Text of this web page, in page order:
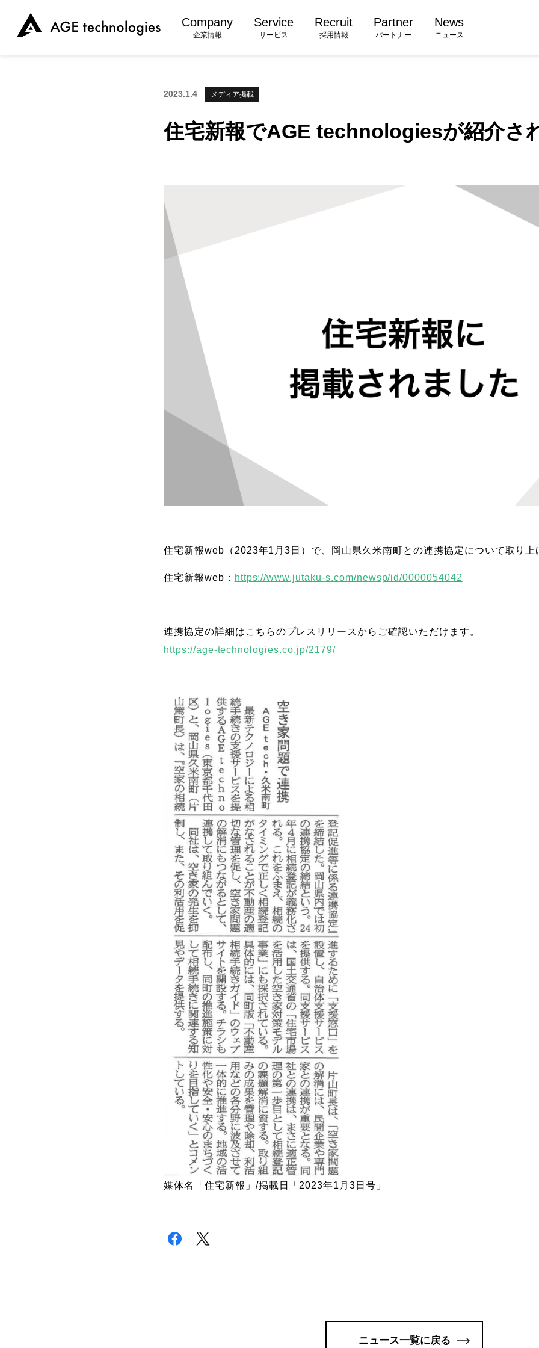
Company
企業情報
Service
サービス
Recruit
採用情報
Partner
パートナー
News
ニュース
2023.1.4 メディア掲載
住宅新報でAGE technologiesが紹介さ
住宅新報web（2023年1月3日）で、岡山県久米南町との連携協定について取り上
住宅新報web： https://www.jutaku-s.com/newsp/id/0000054042
連携協定の詳細はこちらのプレスリリースからご確認いただけます。
https://age-technologies.co.jp/2179/
媒体名「住宅新報」/掲載日「2023年1月3日号」
ニュース一覧に戻る